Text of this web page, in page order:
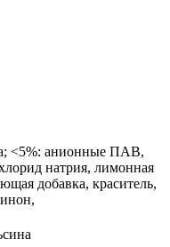
<5%: анионные ПАВ,
натрия, лимонная
добавка, краситель,